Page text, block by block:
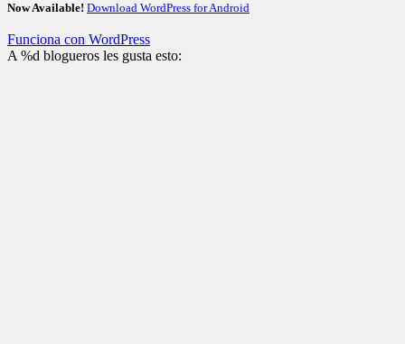
Now Available! Download WordPress for Android
Funciona con WordPress
A%d blogueros les gusta esto: